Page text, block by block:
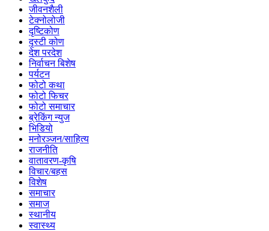
जीवनशैली
टेक्नोलोजी
दृष्टिकोण
दृस्टी कोण
देश परदेश
निर्वाचन बिशेष
पर्यटन
फोटो कथा
फोटो फिचर
फोटो समाचार
ब्रेकिंग न्युज
भिडियो
मनोरञ्जन/साहित्य
राजनीति
वातावरण-कृषि
विचार/बहस
विशेष
समाचार
समाज
स्थानीय
स्वास्थ्य